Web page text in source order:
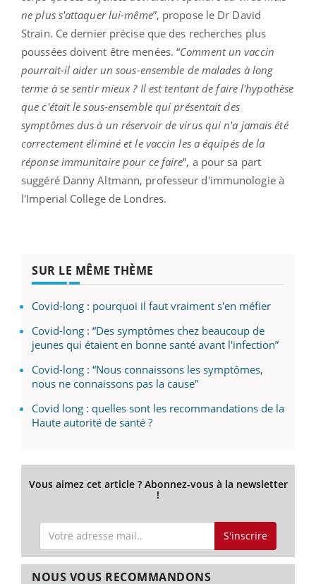
ne plus s'attaquer lui-même”, propose le Dr David
Strain. Ce dernier précise que des recherches plus
poussées doivent être menées. “Comment un vaccin
pourrait-il aider un sous-ensemble de malades à long
terme à se sentir mieux ? Il est tentant de faire l'hypothèse
que c'était le sous-ensemble qui présentait des
symptômes dus à un réservoir de virus qui n'a jamais été
correctement éliminé et le vaccin les a équipés de la
réponse immunitaire pour ce faire”, a pour sa part
suggéré Danny Altmann, professeur d'immunologie à
l'Imperial College de Londres.
SUR LE MÊME THÈME
Covid-long : pourquoi il faut vraiment s'en méfier
Covid-long : “Des symptômes chez beaucoup de
jeunes qui étaient en bonne santé avant l'infection”
Covid-long : “Nous connaissons les symptômes,
nous ne connaissons pas la cause"
Covid long : quelles sont les recommandations de la
Haute autorité de santé ?
Vous aimez cet article ? Abonnez-vous à la newsletter
!
S'inscrire
NOUS VOUS RECOMMANDONS